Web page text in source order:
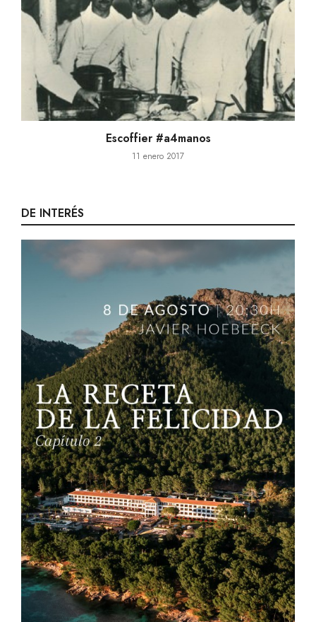
Escoffier #a4manos
11 enero 2017
DE INTERÉS